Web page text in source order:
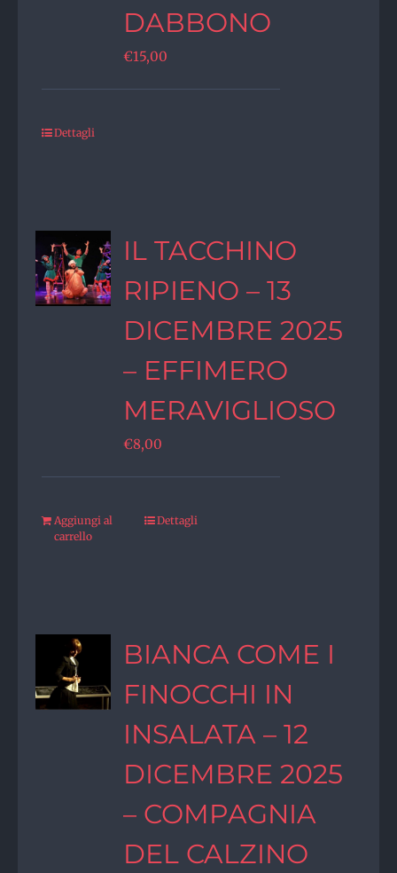
DABBONO
€15,00
Dettagli
IL TACCHINO
RIPIENO – 13
DICEMBRE 2025
– EFFIMERO
MERAVIGLIOSO
€8,00
Aggiungi al
carrello
Dettagli
BIANCA COME I
FINOCCHI IN
INSALATA – 12
DICEMBRE 2025
– COMPAGNIA
DEL CALZINO